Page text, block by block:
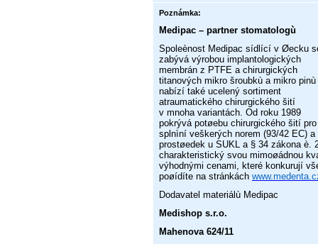
Poznámka:
Medipac – partner stomatologù
Spoleènost Medipac sídlící v Øecku
zabývá výrobou implantologických
membrán z PTFE a chirurgických
titanových mikro šroubkù a mikro pinù
nabízí také ucelený sortiment
atraumatického chirurgického šití
v mnoha variantách. Od roku 1989
pokrývá potøebu chirurgického šití
splnìní veškerých norem (93/42 EC)
prostøedek u SUKL a § 34 zákona è.
charakteristický svou mimoøádnou
výhodnými cenami, které konkurují
poøídíte na stránkách
Dodavatel materiálù Medipac
Medishop s.r.o.
Mahenova 624/11